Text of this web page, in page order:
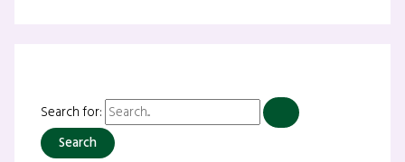
Search for: